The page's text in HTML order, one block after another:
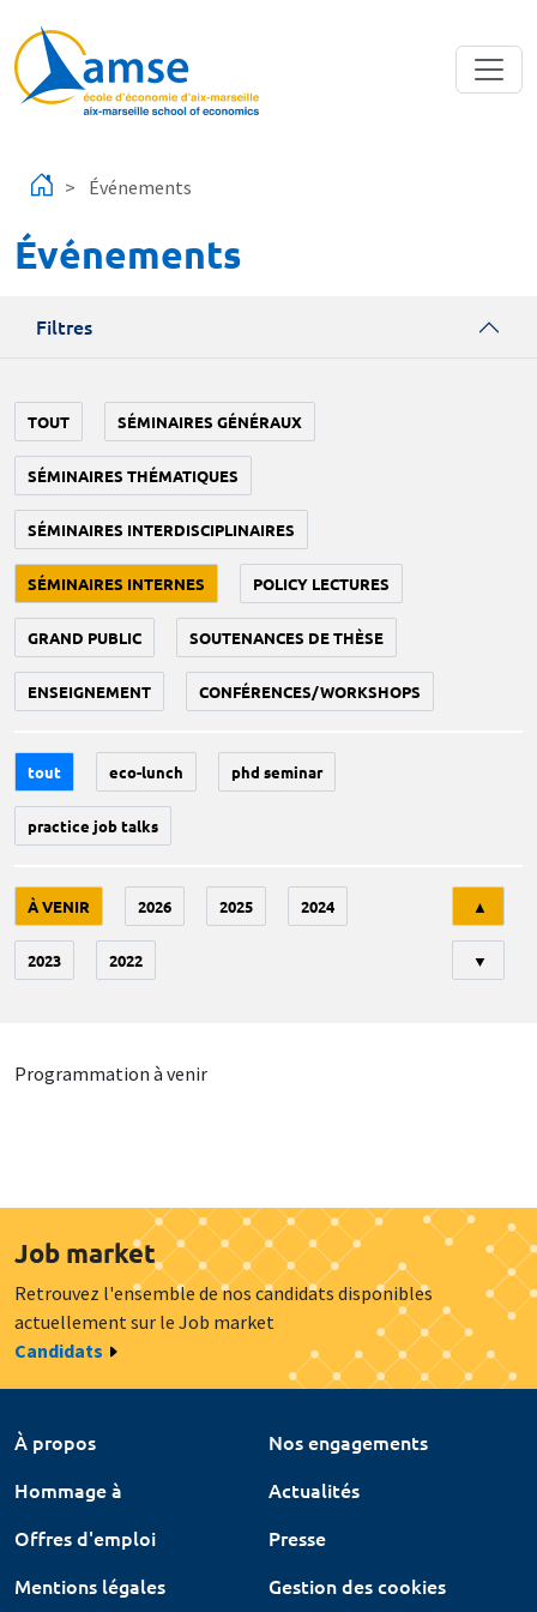
Événements
Événements
Filtres
TOUT SÉMINAIRES GÉNÉRAUX
SÉMINAIRES THÉMATIQUES
SÉMINAIRES INTERDISCIPLINAIRES
SÉMINAIRES INTERNES POLICY LECTURES
GRAND PUBLIC SOUTENANCES DE THÈSE
ENSEIGNEMENT CONFÉRENCES/WORKSHOPS
tout eco-lunch phd seminar
practice job talks
À VENIR 2026 2025 2024
2023 2022
▲
▼
Programmation à venir
Job market
Retrouvez l'ensemble de nos candidats disponibles
actuellement sur le Job market
Candidats
À propos
Nos engagements
Hommage à
Actualités
Offres d'emploi
Presse
Mentions légales
Gestion des cookies